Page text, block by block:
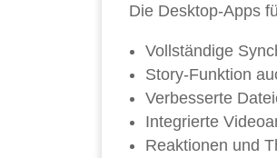
Die Desktop-Apps
Vollständige
Story-Funktion
Verbesserte
Integrierte
Reaktionen und